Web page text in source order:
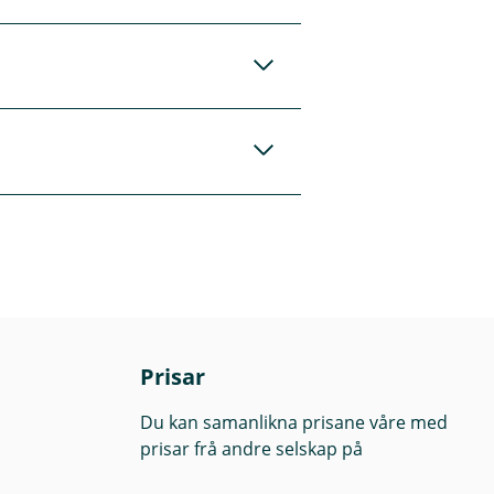
kan
Prisar
Du kan samanlikna prisane våre med
prisar frå andre selskap på